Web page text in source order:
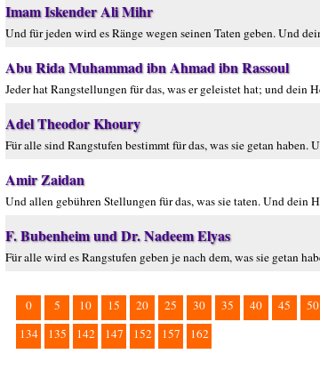
Imam Iskender Ali Mihr
Und für jeden wird es Ränge wegen seinen Taten geben. Und
Abu Rida Muhammad ibn Ahmad ibn Rassoul
Jeder hat Rangstellungen für das, was er geleistet hat; und dein
Adel Theodor Khoury
Für alle sind Rangstufen bestimmt für das, was sie getan
Amir Zaidan
Und allen gebühren Stellungen für das, was sie taten. Und dein
F. Bubenheim und Dr. Nadeem Elyas
Für alle wird es Rangstufen geben je nach dem, was sie getan
0 5 10 15 20 25 30 35 40 45 50
134
135 142 147 152 157 162